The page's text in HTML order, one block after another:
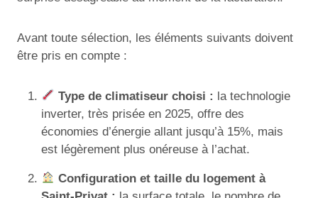
Avant toute sélection, les éléments suivants doivent
être pris en compte :
Type de climatiseur choisi : la technologie
inverter, très prisée en 2025, offre des
économies d’énergie allant jusqu’à 15%, mais
est légèrement plus onéreuse à l’achat.
Configuration et taille du logement à